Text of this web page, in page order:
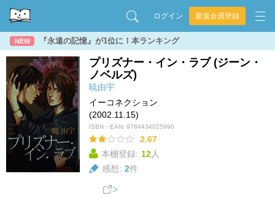
ログイン 新規会員登録
NEW 『永遠の記憶』が1位に！本ランキング
プリズナー・イン・ラブ (ジーン・
ノベルズ)
暁由宇
イーコネクション
(2002.11.15)
ISBN・EAN: 9784434025990
2.67
本棚登録: 12人
感想: 2件